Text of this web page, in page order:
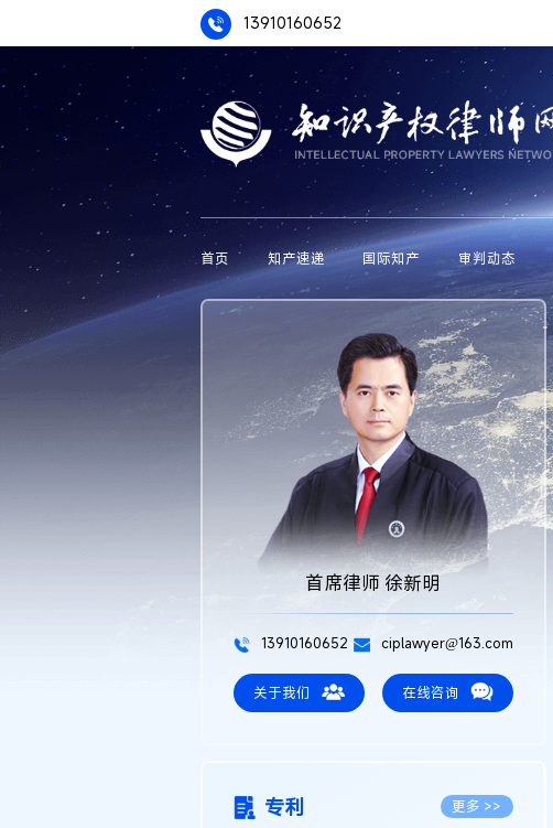
13910160652
首页 知产速递 国际知产 审判动态
首席律师 徐新明
13910160652 ciplawyer@163.com
关于我们 在线咨询
专利 更多 >>